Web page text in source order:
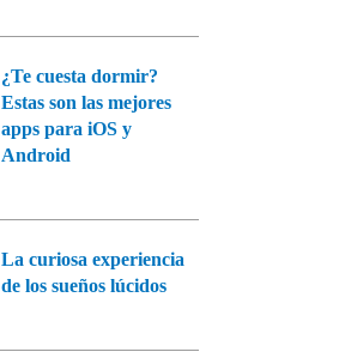
¿Te cuesta dormir?
Estas son las mejores
apps para iOS y
Android
La curiosa experiencia
de los sueños lúcidos